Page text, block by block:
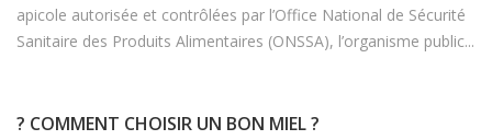
apicole autorisée et contrôlées par l’Office National de Sécurité
Sanitaire des Produits Alimentaires (ONSSA), l’organisme public...
? COMMENT CHOISIR UN BON MIEL ?